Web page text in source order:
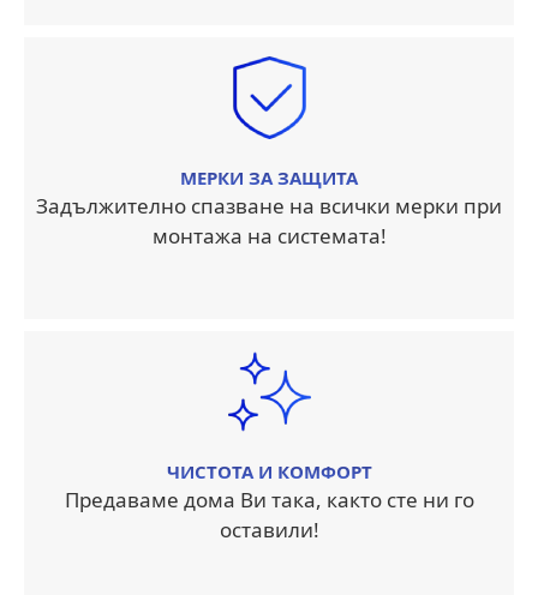
МЕРКИ ЗА ЗАЩИТА
Задължително спазване на всички мерки при
монтажа на системата!
ЧИСТОТА И КОМФОРТ
Предаваме дома Ви така, както сте ни го
оставили!